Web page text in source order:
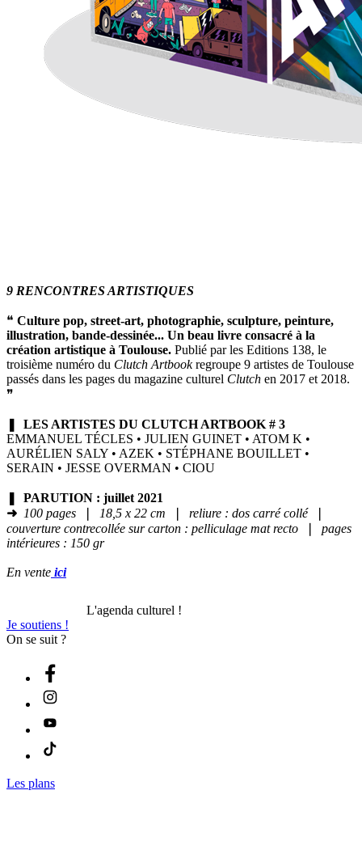
9 RENCONTRES ARTISTIQUES
❝ Culture pop, street-art, photographie, sculpture, peinture,
illustration, bande-dessinée... Un beau livre consacré à la
création artistique à Toulouse. Publié par les Editions 138, le
troisième numéro du Clutch Artbookregroupe 9 artistes de Toulouse
passés dans les pages du magazine culturel Clutch en 2017 et 2018.
❞
LES ARTISTES DU CLUTCH ARTBOOK # 3
EMMANUEL TÉCLES • JULIEN GUINET • ATOM K •
AURÉLIEN SALY • AZEK • STÉPHANE BOUILLET •
SERAIN • JESSE OVERMAN • CIOU
PARUTION : juillet 2021
➜ 100 pages 18,5 x 22 cm reliure : dos carré collé
couverture contrecollée sur carton : pelliculage mat recto
pages
intérieures : 150 gr
En vente ici
L'agenda culturel !
Je soutiens !
On se suit ?
Les plans